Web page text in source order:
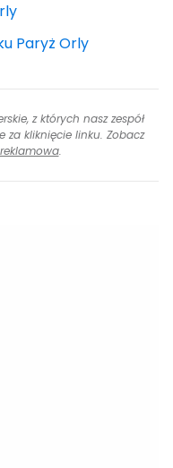
Paryż Orly
z których nasz zespół
za kliknięcie linku. Zobacz
.